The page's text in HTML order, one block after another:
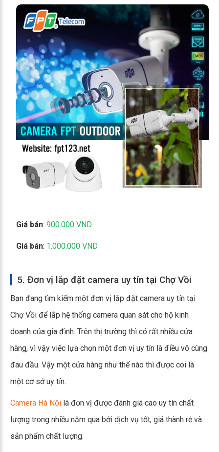
Giá bán: 900.000 VND
Giá bán: 1.000.000 VND
5. Đơn vị lắp đặt camera uy tín tại Chợ Vồi
Bạn đang tìm kiếm một đơn vị lắp đặt camera uy tín tại
Chợ Vồi để lắp hệ thống camera quan sát cho hộ kinh
doanh của gia đình. Trên thị trường thì có rất nhiều cửa
hàng, vì vậy việc lựa chọn một đơn vị uy tín là điều vô cùng
đau đầu. Vậy một cửa hàng như thế nào thì được coi là
một cơ sở uy tín.
Camera Hà Nội là đơn vị được đánh giá cao uy tín chất
lượng trong nhiều năm qua bởi dịch vụ tốt, giá thành rẻ và
sản phẩm chất lượng.